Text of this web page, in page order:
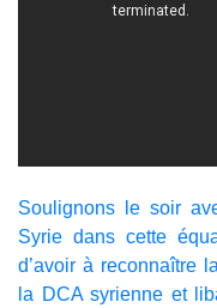
Soulignons le soir
Syrie dans cette
d’avoir à reconnaître
la DCA syrienne et